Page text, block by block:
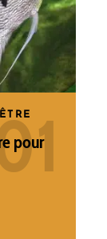
pour